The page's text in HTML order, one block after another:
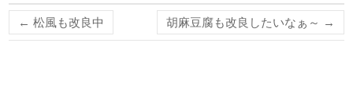
← 松風も改良中 胡麻豆腐も改良したいなぁ～ →